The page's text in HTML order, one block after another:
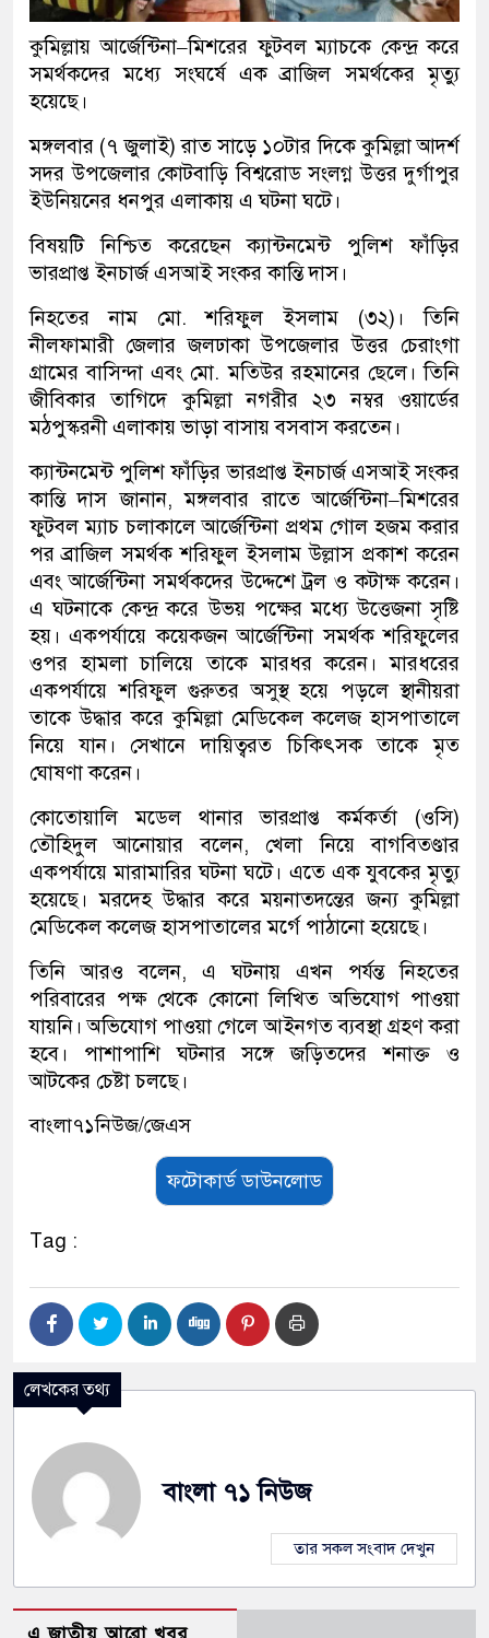
কুমিল্লায় আর্জেন্টিনা–মিশরের ফুটবল ম্যাচকে কেন্দ্র করে
সমর্থকদের মধ্যে সংঘর্ষে এক ব্রাজিল সমর্থকের মৃত্যু
হয়েছে।
মঙ্গলবার (৭ জুলাই) রাত সাড়ে ১০টার দিকে কুমিল্লা আদর্শ
সদর উপজেলার কোটবাড়ি বিশ্বরোড সংলগ্ন উত্তর দুর্গাপুর
ইউনিয়নের ধনপুর এলাকায় এ ঘটনা ঘটে।
বিষয়টি নিশ্চিত করেছেন ক্যান্টনমেন্ট পুলিশ ফাঁড়ির
ভারপ্রাপ্ত ইনচার্জ এসআই সংকর কান্তি দাস।
নিহতের নাম মো. শরিফুল ইসলাম (৩২)। তিনি
নীলফামারী জেলার জলঢাকা উপজেলার উত্তর চেরাংগা
গ্রামের বাসিন্দা এবং মো. মতিউর রহমানের ছেলে। তিনি
জীবিকার তাগিদে কুমিল্লা নগরীর ২৩ নম্বর ওয়ার্ডের
মঠপুস্করনী এলাকায় ভাড়া বাসায় বসবাস করতেন।
ক্যান্টনমেন্ট পুলিশ ফাঁড়ির ভারপ্রাপ্ত ইনচার্জ এসআই সংকর
কান্তি দাস জানান, মঙ্গলবার রাতে আর্জেন্টিনা–মিশরের
ফুটবল ম্যাচ চলাকালে আর্জেন্টিনা প্রথম গোল হজম করার
পর ব্রাজিল সমর্থক শরিফুল ইসলাম উল্লাস প্রকাশ করেন
এবং আর্জেন্টিনা সমর্থকদের উদ্দেশে ট্রল ও কটাক্ষ করেন।
এ ঘটনাকে কেন্দ্র করে উভয় পক্ষের মধ্যে উত্তেজনা সৃষ্টি
হয়। একপর্যায়ে কয়েকজন আর্জেন্টিনা সমর্থক শরিফুলের
ওপর হামলা চালিয়ে তাকে মারধর করেন। মারধরের
একপর্যায়ে শরিফুল গুরুতর অসুস্থ হয়ে পড়লে স্থানীয়রা
তাকে উদ্ধার করে কুমিল্লা মেডিকেল কলেজ হাসপাতালে
নিয়ে যান। সেখানে দায়িত্বরত চিকিৎসক তাকে মৃত
ঘোষণা করেন।
কোতোয়ালি মডেল থানার ভারপ্রাপ্ত কর্মকর্তা (ওসি)
তৌহিদুল আনোয়ার বলেন, খেলা নিয়ে বাগবিতণ্ডার
একপর্যায়ে মারামারির ঘটনা ঘটে। এতে এক যুবকের মৃত্যু
হয়েছে। মরদেহ উদ্ধার করে ময়নাতদন্তের জন্য কুমিল্লা
মেডিকেল কলেজ হাসপাতালের মর্গে পাঠানো হয়েছে।
তিনি আরও বলেন, এ ঘটনায় এখন পর্যন্ত নিহতের
পরিবারের পক্ষ থেকে কোনো লিখিত অভিযোগ পাওয়া
যায়নি। অভিযোগ পাওয়া গেলে আইনগত ব্যবস্থা গ্রহণ করা
হবে। পাশাপাশি ঘটনার সঙ্গে জড়িতদের শনাক্ত ও
আটকের চেষ্টা চলছে।
বাংলা৭১নিউজ/জেএস
ফটোকার্ড ডাউনলোড
Tag :
লেখকের তথ্য
বাংলা ৭১ নিউজ
তার সকল সংবাদ দেখুন